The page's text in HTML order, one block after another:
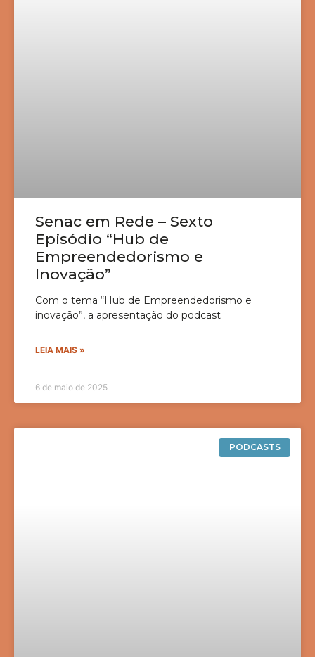
Senac em Rede – Sexto
Episódio “Hub de
Empreendedorismo e
Inovação”
Com o tema “Hub de Empreendedorismo e
inovação”, a apresentação do podcast
LEIA MAIS »
6 de maio de 2025
PODCASTS